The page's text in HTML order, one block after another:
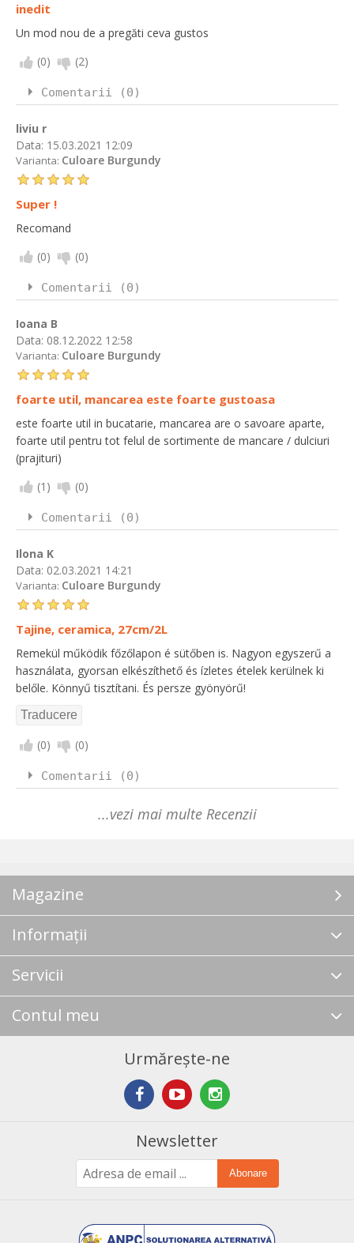
inedit
Un mod nou de a pregăti ceva gustos
(0) (2)
Comentarii (0)
liviu r
Data: 15.03.2021 12:09
Varianta: Culoare Burgundy
Super !
Recomand
(0) (0)
Comentarii (0)
Ioana B
Data: 08.12.2022 12:58
Varianta: Culoare Burgundy
foarte util, mancarea este foarte gustoasa
este foarte util in bucatarie, mancarea are o savoare aparte,
foarte util pentru tot felul de sortimente de mancare / dulciuri
(prajituri)
(1 ) (0)
Comentarii (0)
Ilona K
Data: 02.03.2021 14:21
Varianta: Culoare Burgundy
Tajine, ceramica, 27cm/2L
Remekül működik főzőlapon é sütőben is. Nagyon egyszerű a
használata, gyorsan elkészíthető és ízletes ételek kerülnek ki
belőle. Könnyű tisztítani. És persze gyönyörű!
(0) (0)
Comentarii (0)
...vezi mai multe Recenzii
Magazine
Informații
Servicii
Contul meu
Urmărește-ne
Newsletter
Abonare